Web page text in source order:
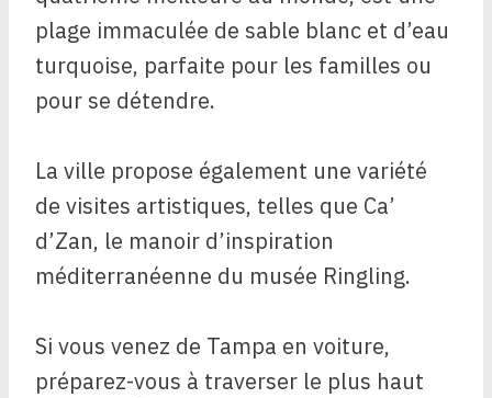
plage immaculée de sable blanc et d’eau
turquoise, parfaite pour les familles ou
pour se détendre.
La ville propose également une variété
de visites artistiques, telles que Ca’
d’Zan, le manoir d’inspiration
méditerranéenne du musée Ringling.
Si vous venez de Tampa en voiture,
préparez-vous à traverser le plus haut